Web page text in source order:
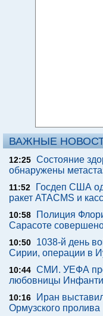
ВАЖНЫЕ
12:25 Состояние
обнаружены
11:52
Госдеп США
ракет ATACMS и
10:58
Полиция
Сарасоте
10:50
1038-й день
Сирии, операции в
10:44 СМИ. УЕФА
любовницы
10:16
Иран
Ормузского пролива